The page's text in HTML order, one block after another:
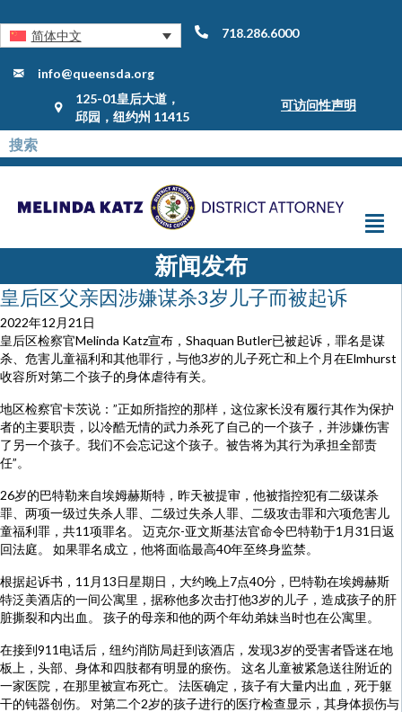
简体中文 718.286.6000
info@queensda.org
125-01皇后大道，
邱园，纽约州 11415
可访问性声明
新闻发布
皇后区父亲因涉嫌谋杀3岁儿子而被起诉
2022年12月21日
皇后区检察官Melinda Katz宣布，Shaquan Butler已被起诉，罪名是谋
杀、危害儿童福利和其他罪行，与他3岁的儿子死亡和上个月在Elmhurst
收容所对第二个孩子的身体虐待有关。
地区检察官卡茨说：”正如所指控的那样，这位家长没有履行其作为保护
者的主要职责，以冷酷无情的武力杀死了自己的一个孩子，并涉嫌伤害
了另一个孩子。我们不会忘记这个孩子。被告将为其行为承担全部责
任”。
26岁的巴特勒来自埃姆赫斯特，昨天被提审，他被指控犯有二级谋杀
罪、两项一级过失杀人罪、二级过失杀人罪、二级攻击罪和六项危害儿
童福利罪，共11项罪名。 迈克尔-亚文斯基法官命令巴特勒于1月31日返
回法庭。 如果罪名成立，他将面临最高40年至终身监禁。
根据起诉书，11月13日星期日，大约晚上7点40分，巴特勒在埃姆赫斯
特泛美酒店的一间公寓里，据称他多次击打他3岁的儿子，造成孩子的肝
脏撕裂和内出血。 孩子的母亲和他的两个年幼弟妹当时也在公寓里。
在接到911电话后，纽约消防局赶到该酒店，发现3岁的受害者昏迷在地
板上，头部、身体和四肢都有明显的瘀伤。 这名儿童被紧急送往附近的
一家医院，在那里被宣布死亡。 法医确定，孩子有大量内出血，死于躯
干的钝器创伤。 对第二个2岁的孩子进行的医疗检查显示，其身体损伤与